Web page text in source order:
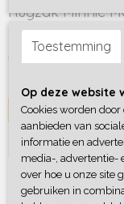
Rugzak Minnie
Rugzak Minnie
€ 19,95
Op voorraad
IN WINKELWAGEN
Toestemming
Op deze website
Cookies worden
aanbieden van
informatie en
media-, advertentie-
over hoe u onze site
gebruiken in